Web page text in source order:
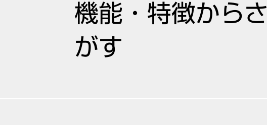
機能・特徴からさ
がす